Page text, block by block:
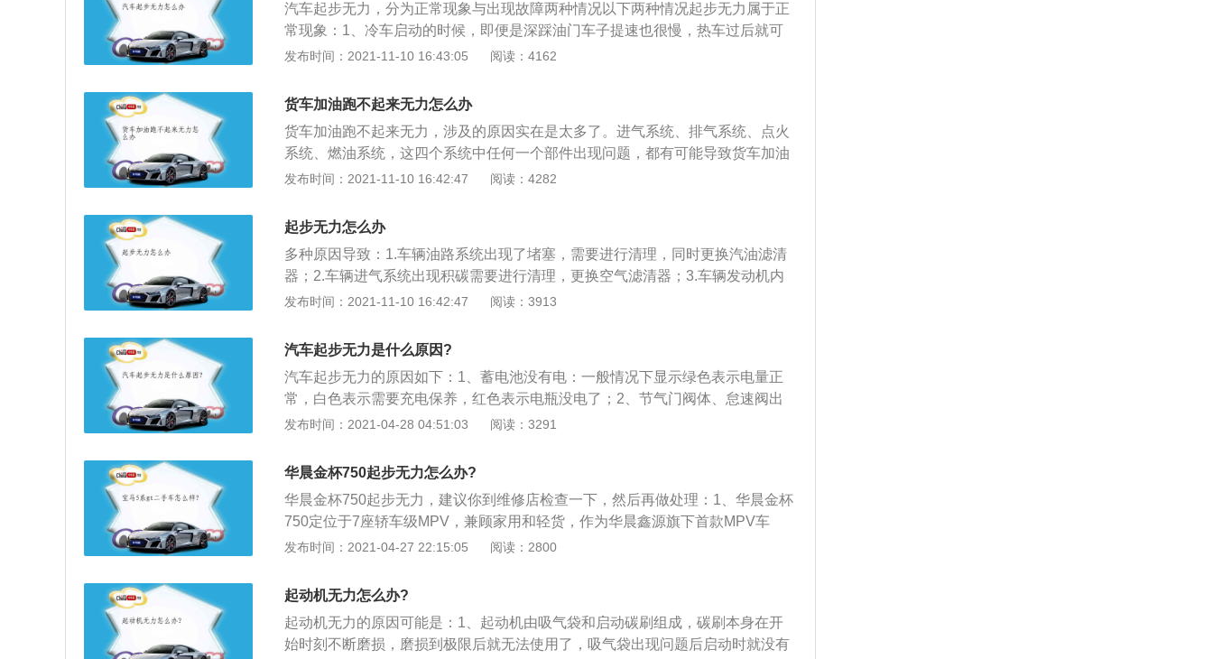
汽车起步无力，分为正常现象与出现故障两种情况以下两种情况起步无力属于正
常现象：1、冷车启动的时候，即便是深踩油门车子提速也很慢，热车过后就可
以了。这是对变速箱、发动机的一种保护机制，很多车型都这样。因为冷车状态
较为严重。2、车的排量小，负重多，就会出现起步无力的现象。例如平常大部
分时间都是自己开车，突然一天车上坐满了五个人，起步的时候，就会明显感觉
动力不足。车辆出现故障涉及的原因较多，例如气门密封不严，缸压不足造成；
进气道积炭过多造成；火花塞积炭或者间隙不对造成；喷油嘴堵塞，喷油量不足
造成等等。最常见的是节气门积碳。积碳积聚在节气门会影响到进气量，进而导
车，所以无法做出一个准确的判断。建议去4S店或是专业的汽修店做一个系统的
检查，看看问题到底出在哪。
发布时间：2021-11-10 16:43:05 阅读：4162
货车加油跑不起来无力怎么办
货车加油跑不起来无力，涉及的原因实在是太多了。进气系统、排气系统、点火
系统、燃油系统，这四个系统中任何一个部件出现问题，都有可能导致货车加油
跑不起来无力的现象。进气系统有问题，可能是因为空气滤芯脏了、节气门有堵
车自然无力。排气系统有问题，重点查看后处理系统是否堵塞，影响了排气顺畅
度。如果发现问题了，可以先尝试清洗，如果清洗过后还是不行，只能更换。燃
油系统有问题，可能是喷油嘴堵塞，影响发动供油需求标准。这种情况需要清洗
喷油嘴。除了汽车本身的因素，还有一种可能是加的汽油有问题。可以尝试换正
规的加油站加油，看看能否解决问题。由于见不到实车，所以无法做出一个准确
哪了，才能对症修复。
发布时间：2021-11-10 16:42:47 阅读：4282
起步无力怎么办
多种原因导致：1.车辆油路系统出现了堵塞，需要进行清理，同时更换汽油滤清
器；2.车辆进气系统出现积碳需要进行清理，更换空气滤清器；3.车辆发动机内
部存在着积碳需要清理，位置包括火花塞，节气门，进气道，喷油嘴。当机动车
动车辆进行检查，需要使用排查的方法进行检测。检查到具体的故障原因后，对
症进行维修，经过维修之后车辆会恢复到正常情况。
发布时间：2021-11-10 16:42:47 阅读：3913
汽车起步无力是什么原因?
汽车起步无力的原因如下：1、蓄电池没有电：一般情况下显示绿色表示电量正
常，白色表示需要充电保养，红色表示电瓶没电了；2、节气门阀体、怠速阀出
现问题：可能是由于积炭卡滞，导致启动无力，最好及时到修理厂做一次清洗和
的余油压是不能低于2.5到3.5kg\/C㎡的，否则压力不足，喷油嘴就无法喷出足够
的燃油。
发布时间：2021-04-28 04:51:03 阅读：3291
华晨金杯750起步无力怎么办?
华晨金杯750起步无力，建议你到维修店检查一下，然后再做处理：1、华晨金杯
750定位于7座轿车级MPV，兼顾家用和轻货，作为华晨鑫源旗下首款MPV车
型，华晨金杯750采用轿车底盘，多连杆后后悬挂；车长4.5米，车内空间灵活、
幅U型进气格栅，且与硕大的前大灯连为一体；3、底部使用U型进气格栅，与前
脸装饰相呼应，车尾部份使用不规则造型的灯组，后保险杠采用镀铬装饰护板；
4、华晨金杯750内饰整体采用上深下浅双色居家风格设计，方向盘细节设计独
特，搭配深浅双色偏向居家风格，同时融合了人体工程学元素，中控区域采用钢
发布时间：2021-04-27 22:15:05 阅读：2800
起动机无力怎么办?
起动机无力的原因可能是：1、起动机由吸气袋和启动碳刷组成，碳刷本身在开
始时刻不断磨损，磨损到极限后就无法使用了，吸气袋出现问题后启动时就没有